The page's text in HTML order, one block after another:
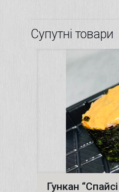
Супутні товари
Гункан